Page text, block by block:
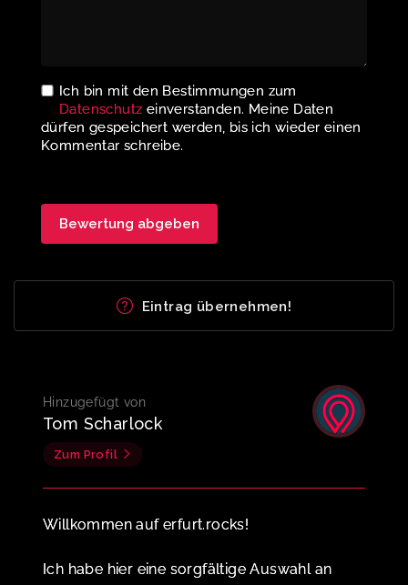
Ich bin mit den Bestimmungen zum
Datenschutz einverstanden. Meine Daten
dürfen gespeichert werden, bis ich wieder einen
Kommentar schreibe.
Eintrag übernehmen!
Hinzugefügt von
Tom Scharlock
Zum Profil
Willkommen auf erfurt.rocks!
Ich habe hier eine sorgfältige Auswahl an